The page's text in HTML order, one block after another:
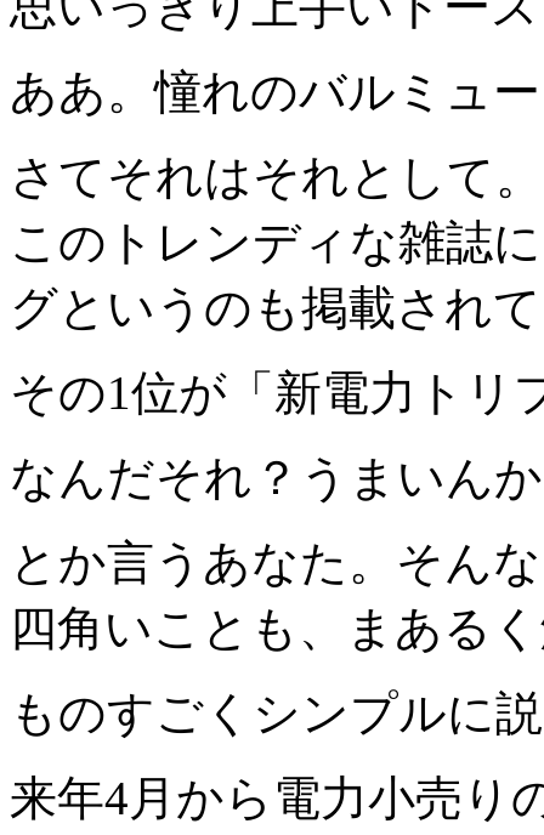
ああ。憧れのバルミュ
さてそれはそれとして。
このトレンディな雑誌
グというのも掲載され
その1位が「新電力トリ
なんだそれ？うまいん
とか言うあなた。そん
四角いことも、まある
ものすごくシンプルに
来年4月から電力小売り